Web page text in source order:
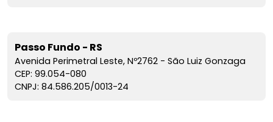
Passo Fundo - RS
Avenida Perimetral Leste, Nº2762 - São Luiz Gonzaga
CEP: 99.054-080
CNPJ: 84.586.205/0013-24